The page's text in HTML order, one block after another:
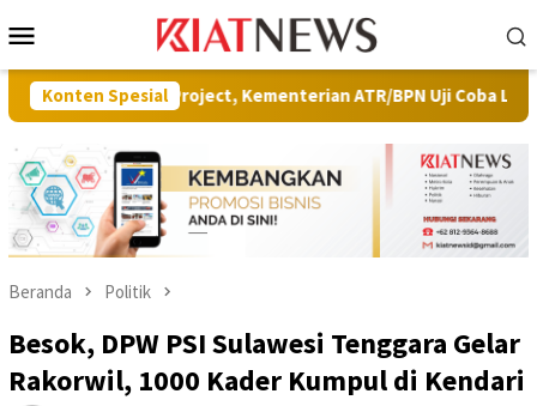
ke
Mobile
Konten Spesial
Project, Kementerian ATR/BPN Uji Coba Layanan Peralihan
Beranda Politik
Besok, DPW PSI Sulawesi Tenggara Gelar
Rakorwil, 1000 Kader Kumpul di Kendari